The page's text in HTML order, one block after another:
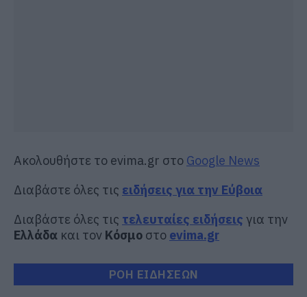
Ακολουθήστε το evima.gr στο Google News
Διαβάστε όλες τις ειδήσεις για την Εύβοια
Διαβάστε όλες τις τελευταίες ειδήσεις για την
Ελλάδα και τον Κόσμο στο evima.gr
ΡΟΗ ΕΙΔΗΣΕΩΝ